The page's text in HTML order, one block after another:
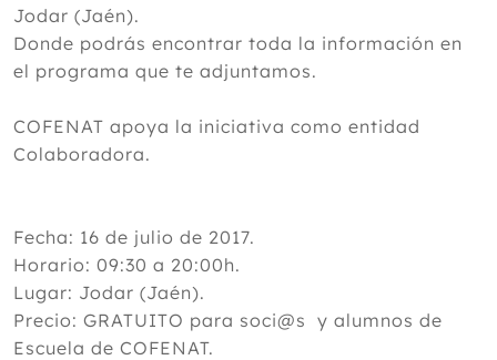
Jodar (Jaén).
Donde podrás encontrar toda la información en
el programa que te adjuntamos.
COFENAT apoya la iniciativa como entidad
Colaboradora.
Fecha: 16 de julio de 2017.
Horario: 09:30 a 20:00h.
Lugar: Jodar (Jaén).
Precio: GRATUITO para soci@s y alumnos de
Escuela de COFENAT.